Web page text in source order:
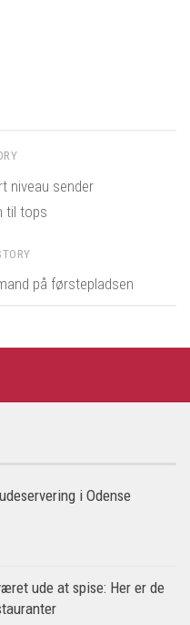
niveau sender
til tops
på førstepladsen
i Odense
ude at spise: Her er de